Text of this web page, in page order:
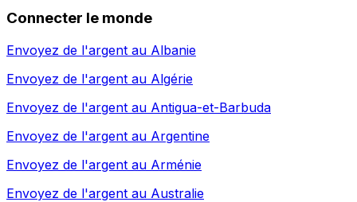
Connecter le monde
Envoyez de l'argent au Albanie
Envoyez de l'argent au Algérie
Envoyez de l'argent au Antigua-et-Barbuda
Envoyez de l'argent au Argentine
Envoyez de l'argent au Arménie
Envoyez de l'argent au Australie